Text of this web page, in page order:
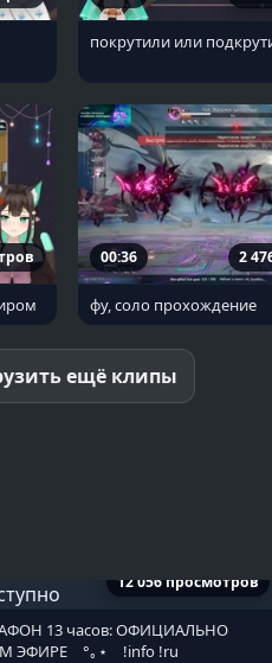
покрутили или
00:36 2
фу, соло прохождение
ещё клипы
12 056 просмотров
13 часов: ОФИЦИАЛЬНО
ЭФИРЕ ⠀°｡⋆ ⠀!info !ru